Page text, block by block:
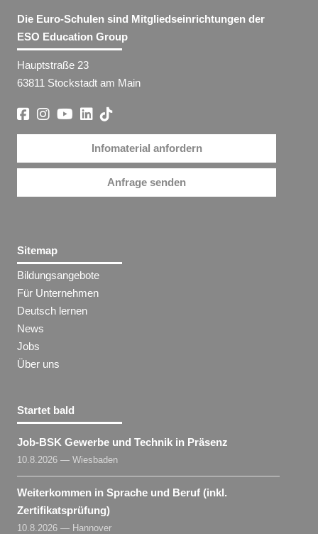
Die Euro-Schulen sind Mitgliedseinrichtungen der
ESO Education Group
Hauptstraße 23
63811 Stockstadt am Main
Infomaterial anfordern
Anfrage senden
Sitemap
Bildungsangebote
Für Unternehmen
Deutsch lernen
News
Jobs
Über uns
Startet bald
Job-BSK Gewerbe und Technik in Präsenz
10.8.2026 — Wiesbaden
Weiterkommen in Sprache und Beruf (inkl.
Zertifikatsprüfung)
10.8.2026 — Hannover